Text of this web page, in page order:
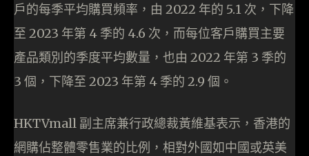
戶的每季平均購買頻率，由 2022 年的 5.1 次，下降
至 2023 年第 4 季的 4.6 次，而每位客戶購買主要
產品類別的季度平均數量，也由 2022 年第 3 季的
3 個，下降至 2023 年第 4 季的 2.9 個。
HKTVmall 副主席兼行政總裁黃維基表示，香港的
網購佔整體零售業的比例，相對外國如中國或英美